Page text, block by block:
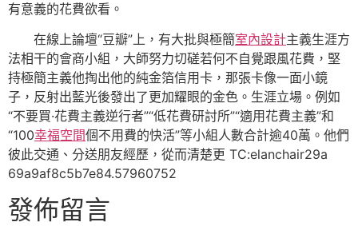
有意義的花費欲看。
在線上論壇“豆瓣”上，有大批與極簡室內設計主義生涯方
法相干的會商小組，大師努力切磋若何不自覺跟風花費，堅
持極簡主義他掏出他的純金箔信用卡，那張卡像一面小鏡
子，反射出藍光後發出了更加耀眼的金色。生涯立場。例如
“不要買·花費主義逆行者”“低花費研討所”“適用花費主義”和
“100幸福空間個不用費的快活”等小組人數合計逾40萬。他們
彼此交通、分送朋友經歷，從而清楚更 TC:elanchair29a
69a9af8c5b7e84.57960752
發佈留言